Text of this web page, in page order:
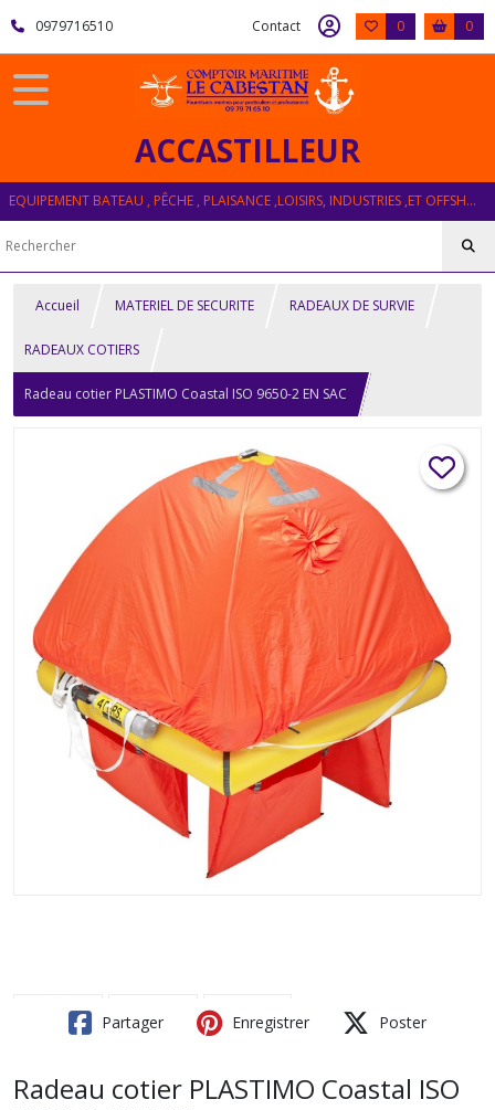
0979716510 Contact 0 0
ACCASTILLEUR
EQUIPEMENT BATEAU , PÊCHE , PLAISANCE ,LOISIRS, INDUSTRIES ,ET OFFSHORE
Accueil MATERIEL DE SECURITE RADEAUX DE SURVIE
RADEAUX COTIERS
Radeau cotier PLASTIMO Coastal ISO 9650-2 EN SAC
Partager Enregistrer Poster
Radeau cotier PLASTIMO Coastal ISO